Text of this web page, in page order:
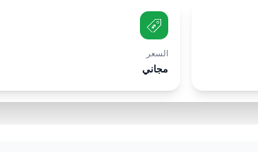
السعر
مجاني